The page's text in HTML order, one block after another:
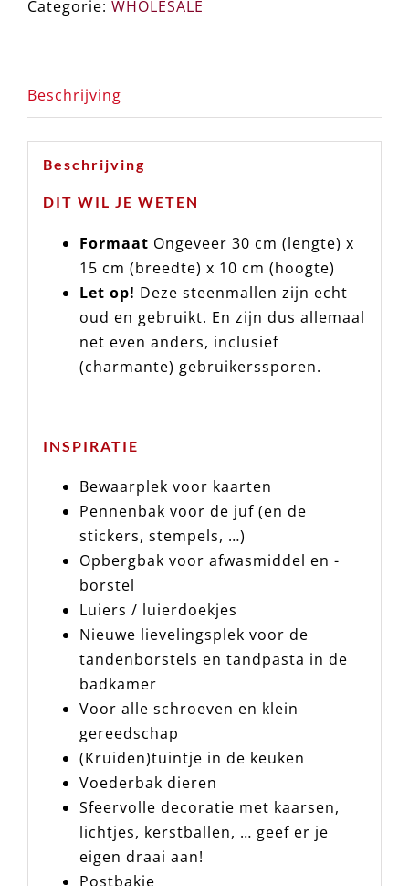
Categorie: WHOLESALE
Beschrijving
Beschrijving
DIT WIL JE WETEN
Formaat Ongeveer 30 cm (lengte) x
15 cm (breedte) x 10 cm (hoogte)
Let op! Deze steenmallen zijn echt
oud en gebruikt. En zijn dus allemaal
net even anders, inclusief
(charmante) gebruikerssporen.
INSPIRATIE
Bewaarplek voor kaarten
Pennenbak voor de juf (en de
stickers, stempels, …)
Opbergbak voor afwasmiddel en -
borstel
Luiers / luierdoekjes
Nieuwe lievelingsplek voor de
tandenborstels en tandpasta in de
badkamer
Voor alle schroeven en klein
gereedschap
(Kruiden)tuintje in de keuken
Voederbak dieren
Sfeervolle decoratie met kaarsen,
lichtjes, kerstballen, … geef er je
eigen draai aan!
Postbakje